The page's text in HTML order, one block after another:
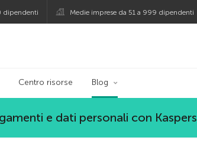
dipendenti Medie imprese da 51 a 999 dipendenti
Centro risorse Blog
e dati personali con